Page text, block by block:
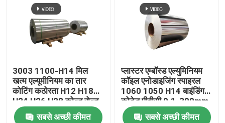
3003 1100-H14 मिल
खत्म एल्यूमीनियम का तार
कोटिंग कठोरता H12 H18
H24 H26 H28 कोल्ड रोल्ड
0.027
सबसे अच्छी कीमत
प्लास्टर एम्बॉस्ड एल्युमिनियम
कॉइल एनोडाइजिंग स्पाइरल
1060 1050 H14 बाइंडिंग
कोटेड पीवीसी 0.1-300mm
सबसे अच्छी कीमत